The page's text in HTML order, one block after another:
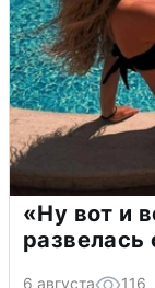
«Ну вот и
6 августа 116